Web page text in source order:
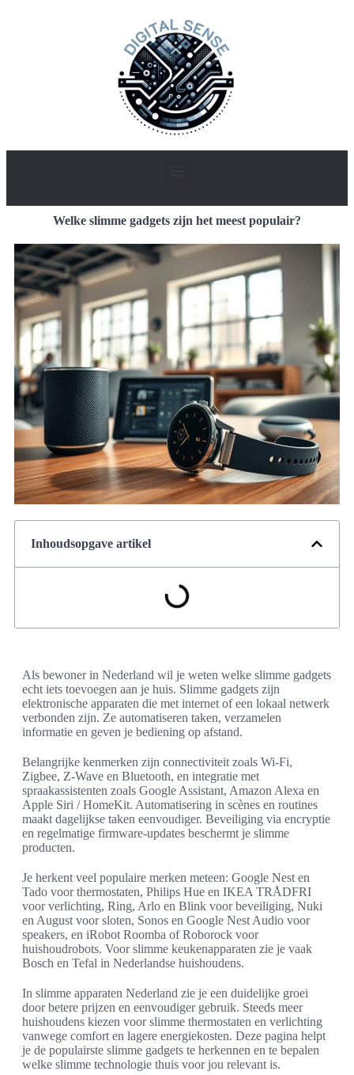
Welke slimme gadgets zijn het meest populair?
Inhoudsopgave artikel
Als bewoner in Nederland wil je weten welke slimme gadgets
echt iets toevoegen aan je huis. Slimme gadgets zijn
elektronische apparaten die met internet of een lokaal netwerk
verbonden zijn. Ze automatiseren taken, verzamelen
informatie en geven je bediening op afstand.
Belangrijke kenmerken zijn connectiviteit zoals Wi‑Fi,
Zigbee, Z‑Wave en Bluetooth, en integratie met
spraakassistenten zoals Google Assistant, Amazon Alexa en
Apple Siri / HomeKit. Automatisering in scènes en routines
maakt dagelijkse taken eenvoudiger. Beveiliging via encryptie
en regelmatige firmware‑updates beschermt je slimme
producten.
Je herkent veel populaire merken meteen: Google Nest en
Tado voor thermostaten, Philips Hue en IKEA TRÅDFRI
voor verlichting, Ring, Arlo en Blink voor beveiliging, Nuki
en August voor sloten, Sonos en Google Nest Audio voor
speakers, en iRobot Roomba of Roborock voor
huishoudrobots. Voor slimme keukenapparaten zie je vaak
Bosch en Tefal in Nederlandse huishoudens.
In slimme apparaten Nederland zie je een duidelijke groei
door betere prijzen en eenvoudiger gebruik. Steeds meer
huishoudens kiezen voor slimme thermostaten en verlichting
vanwege comfort en lagere energiekosten. Deze pagina helpt
je de populairste slimme gadgets te herkennen en te bepalen
welke slimme technologie thuis voor jou relevant is.